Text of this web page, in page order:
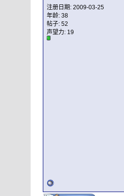
注册日期: 2009-03-25
年龄: 38
帖子: 52
声望力: 19